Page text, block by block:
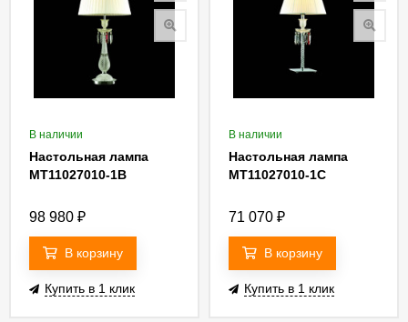
В наличии
Настольная лампа
MT11027010-1B
98 980 ₽
В корзину
Купить в 1 клик
В наличии
Настольная лампа
MT11027010-1C
71 070 ₽
В корзину
Купить в 1 клик